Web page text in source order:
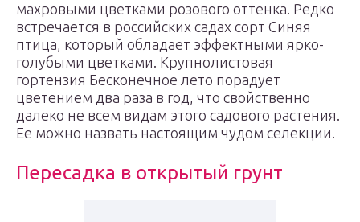
махровыми цветками розового оттенка. Редко
встречается в российских садах сорт Синяя
птица, который обладает эффектными ярко-
голубыми цветками. Крупнолистовая
гортензия Бесконечное лето порадует
цветением два раза в год, что свойственно
далеко не всем видам этого садового растения.
Ее можно назвать настоящим чудом селекции.
Пересадка в открытый грунт